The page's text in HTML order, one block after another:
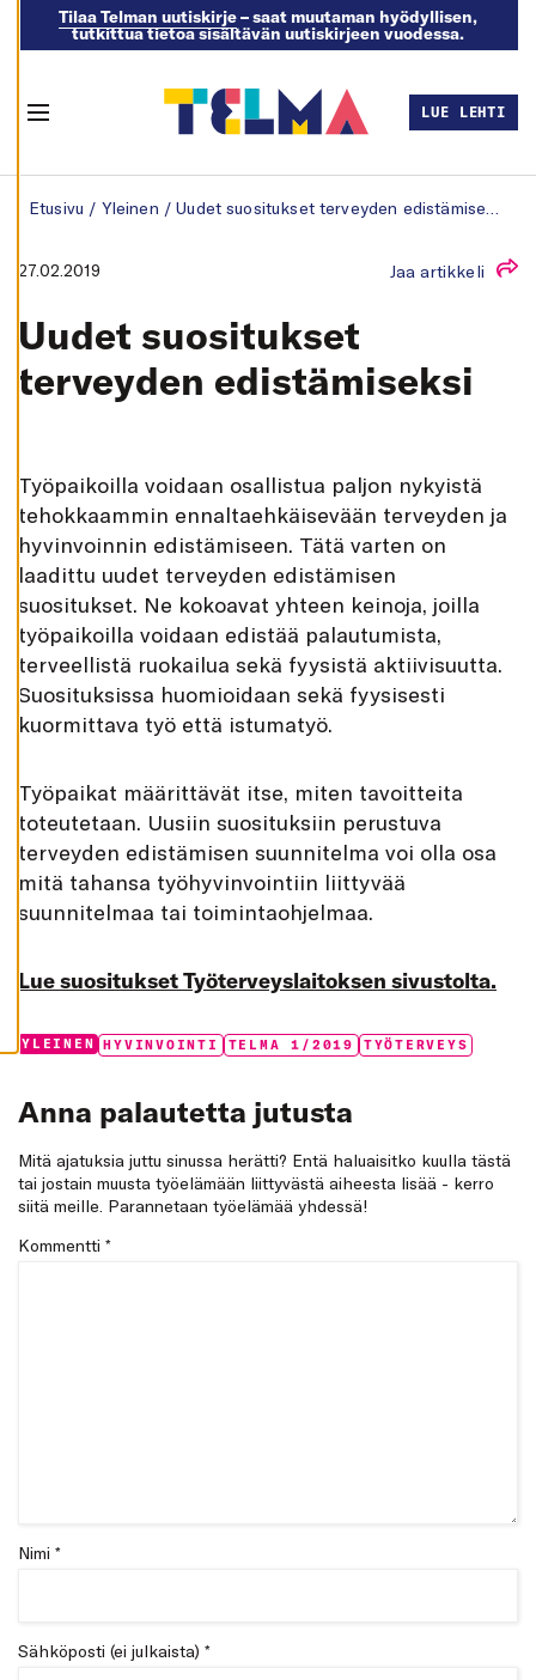
E
E
A
T
U
S
E
L
A
I
K
K
I
H
Y
V
Ä
K
K
I
K
K
E
Ä
E
E
Tilaa Telman uutiskirje– saat muutaman hyödyllisen,
tutkittua tietoa sisältävän uutiskirjeen vuodessa.
LUE LEHTI
Etusivu / Yleinen /
27.02.2019 Jaa artikkeli
Uudet suositukset
terveyden edistämiseksi
Työpaikoilla voidaan osallistua paljon nykyistä
tehokkaammin ennaltaehkäisevään terveyden ja
hyvinvoinnin edistämiseen. Tätä varten on
laadittu uudet terveyden edistämisen
suositukset. Ne kokoavat yhteen keinoja, joilla
työpaikoilla voidaan edistää palautumista,
terveellistä ruokailua sekä fyysistä aktiivisuutta.
Suosituksissa huomioidaan sekä fyysisesti
kuormittava työ että istumatyö.
Työpaikat määrittävät itse, miten tavoitteita
toteutetaan. Uusiin suosituksiin perustuva
terveyden edistämisen suunnitelma voi olla osa
mitä tahansa työhyvinvointiin liittyvää
suunnitelmaa tai toimintaohjelmaa.
Lue suositukset Työterveyslaitoksen sivustolta.
Categories:
YLEINEN Tags:
HYVINVOINTI TELMA 1/2019 TYÖTERVEYS
Anna palautetta jutusta
Mitä ajatuksia juttu sinussa herätti? Entä haluaisitko kuulla tästä
tai jostain muusta työelämään liittyvästä aiheesta lisää - kerro
siitä meille. Parannetaan työelämää yhdessä!
Kommentti *
Nimi *
Sähköposti (ei julkaista) *